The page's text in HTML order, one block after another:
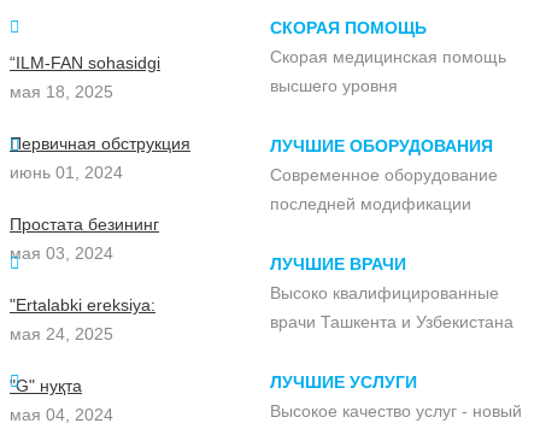
“ILM-FAN sohasidgi
мая 18, 2025
Первичная обструкция
июнь 01, 2024
Простата безининг
мая 03, 2024
"Ertalabki ereksiya:
мая 24, 2025
"G" нуқта
мая 04, 2024
СКОРАЯ ПОМОЩЬ
Скорая медицинская помощь
высшего уровня
ЛУЧШИЕ ОБОРУДОВАНИЯ
Современное оборудование
последней модификации
ЛУЧШИЕ ВРАЧИ
Высоко квалифицированные
врачи Ташкента и Узбекистана
ЛУЧШИЕ УСЛУГИ
Высокое качество услуг - новый